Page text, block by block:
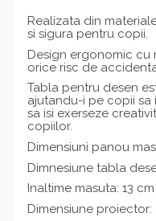
Realizata din
si sigura pentru copii.
Design ergonomic cu
orice risc de
Tabla pentru desen
ajutandu-i pe copii sa
sa isi exerseze
copiilor.
Dimensiuni panou
Dimnesiune tabla
Inaltime masuta: 13 cm
Dimensiune proiector: